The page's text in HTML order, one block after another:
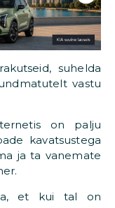
suhelda
vastu
on palju
kavatsustega
ja ta vanemate
et kui tal on